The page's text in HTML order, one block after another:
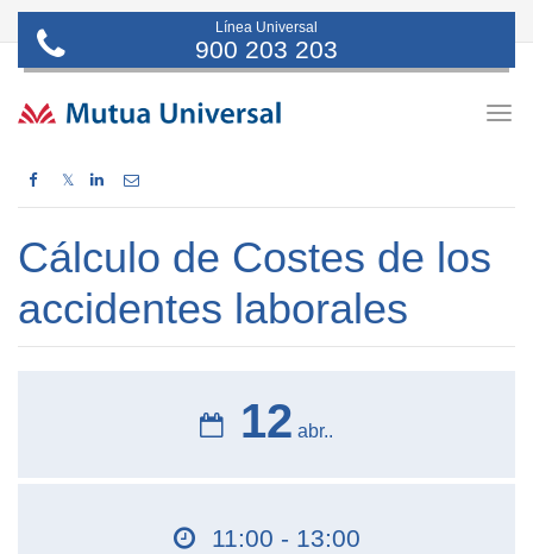
Línea Universal
900 203 203
𝕏
Cálculo de Costes de los
accidentes laborales
12 abr..
11:00 - 13:00